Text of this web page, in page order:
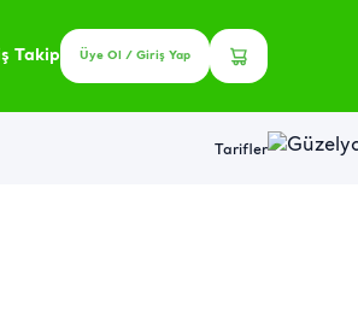
Takip Üye Ol / Giriş Yap
Tarifler